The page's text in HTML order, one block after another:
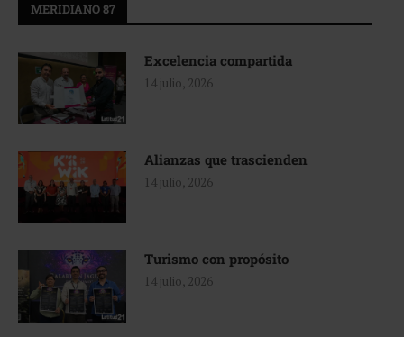
MERIDIANO 87
Excelencia compartida
14 julio, 2026
Alianzas que trascienden
14 julio, 2026
Turismo con propósito
14 julio, 2026